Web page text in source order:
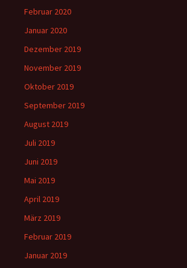
Februar 2020
Januar 2020
Dezember 2019
November 2019
Oktober 2019
September 2019
August 2019
Juli 2019
Juni 2019
Mai 2019
April 2019
März 2019
Februar 2019
Januar 2019